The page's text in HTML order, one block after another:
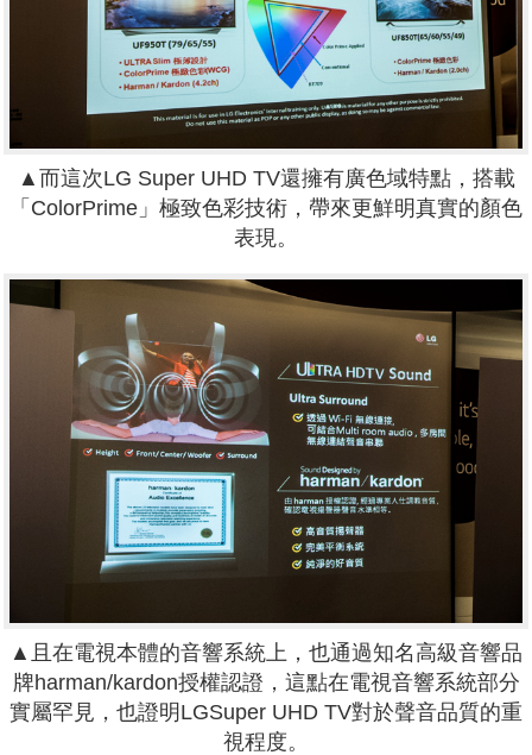
▲而這次LG Super UHD TV還擁有廣色域特點，搭載
「ColorPrime」極致色彩技術，帶來更鮮明真實的顏色
表現。
▲且在電視本體的音響系統上，也通過知名高級音響品
牌harman/kardon授權認證，這點在電視音響系統部分
實屬罕見，也證明LGSuper UHD TV對於聲音品質的重
視程度。